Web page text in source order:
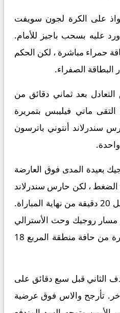
على الكرة لجون سويفت
عليه بسحب باجيز للأمام.
حمراء مباشرة ، لكن الحكم
البطاقة الصفراء.
بعد ثماني دقائق من
التقى ماتي فيليبس بتمريرة
سندرلاند أنتوني باترسون
بعيدة المدى فوق العارضة
، لكن حارس سندرلاند
لم يتمكن من منع التعادل قبل 20 دقيقة من نهاية المباراة.
روجيك وحث الأسترالي
المنزل على محاولة لأول مرة من حافة منطقة المربع 18
قبل سبع دقائق على
آخر. تأرجح والاس فوق عرضية